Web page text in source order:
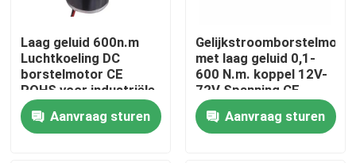
Producten
Video's
Ongeveer ons
Laag geluid 600n.m
Luchtkoeling DC
borstelmotor CE
ROHS voor industriële
toepassingen
Aanvraag sturen
Gelijkstroomborstelmotor
met laag geluid 0,1-
600 N.m. koppel 12V-
72V Spanning CE-
certificeerd
Aanvraag sturen